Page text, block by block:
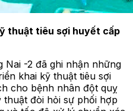
thuật tiêu sợi huyết cấp
Nai -2 đã ghi nhận những
khai kỹ thuật tiêu sợi
cho bệnh nhân đột quỵ
đòi hỏi sự phối hợp